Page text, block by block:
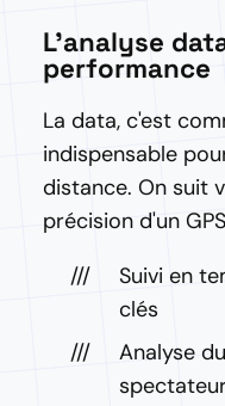
L'analyse
performance
La data, c'est
indispensable
distance. On suit
précision d'un
Suivi en
clés
Analyse